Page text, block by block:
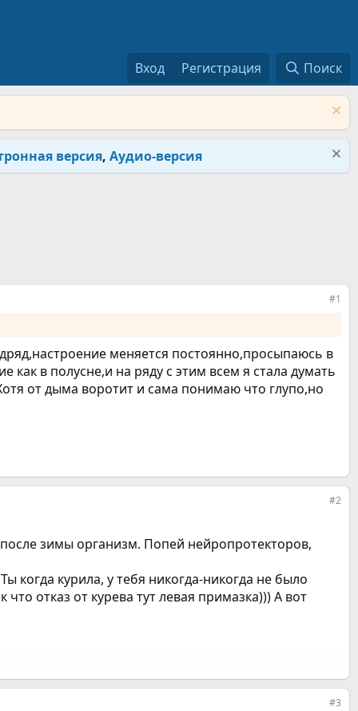
Вход Регистрация Поиск
версия, Аудио-версия
#1
меняется постоянно,просыпаюсь в
как в полусне,и на ряду с этим всем я стала думать
от дыма воротит и сама понимаю что глупо,но
#2
зимы организм. Попей нейропротекторов,
когда курила, у тебя никогда-никогда не было
отказ от курева тут левая примазка))) А вот
#3